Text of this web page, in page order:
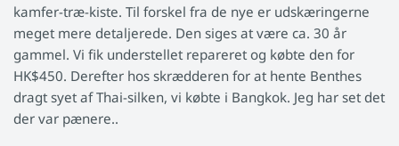
kamfer-træ-kiste. Til forskel fra de nye er udskæringerne
meget mere detaljerede. Den siges at være ca. 30 år
gammel. Vi fik understellet repareret og købte den for
HK$450. Derefter hos skrædderen for at hente Benthes
dragt syet af Thai-silken, vi købte i Bangkok. Jeg har set det
der var pænere..